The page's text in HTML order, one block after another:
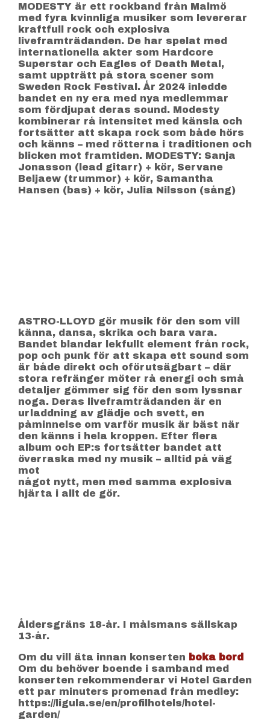
MODESTY är ett rockband från Malmö
med fyra kvinnliga musiker som levererar
kraftfull rock och explosiva
liveframträdanden. De har spelat med
internationella akter som Hardcore
Superstar och Eagles of Death Metal,
samt uppträtt på stora scener som
Sweden Rock Festival. År 2024 inledde
bandet en ny era med nya medlemmar
som fördjupat deras sound. Modesty
kombinerar rå intensitet med känsla och
fortsätter att skapa rock som både hörs
och känns – med rötterna i traditionen och
blicken mot framtiden. MODESTY: Sanja
Jonasson (lead gitarr) + kör, Servane
Beljaew (trummor) + kör, Samantha
Hansen (bas) + kör, Julia Nilsson (sång)
ASTRO-LLOYD gör musik för den som vill
känna, dansa, skrika och bara vara.
Bandet blandar lekfullt element från rock,
pop och punk för att skapa ett sound som
är både direkt och oförutsägbart – där
stora refränger möter rå energi och små
detaljer gömmer sig för den som lyssnar
noga. Deras liveframträdanden är en
urladdning av glädje och svett, en
påminnelse om varför musik är bäst när
den känns i hela kroppen. Efter flera
album och EP:s fortsätter bandet att
överraska med ny musik – alltid på väg
mot
något nytt, men med samma explosiva
hjärta i allt de gör.
Åldersgräns 18-år. I målsmans sällskap
13-år.
Om du vill äta innan konserten boka bord
Om du behöver boende i samband med
konserten rekommenderar vi Hotel Garden
ett par minuters promenad från medley:
https://ligula.se/en/profilhotels/hotel-
garden/